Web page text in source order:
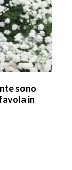
sono
in